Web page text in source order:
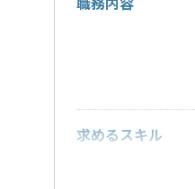
職務内容
求めるスキル